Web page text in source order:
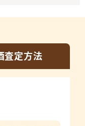
査定方法